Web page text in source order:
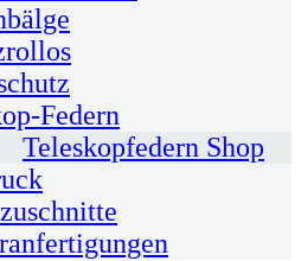
Federn
Teleskopfedern Shop